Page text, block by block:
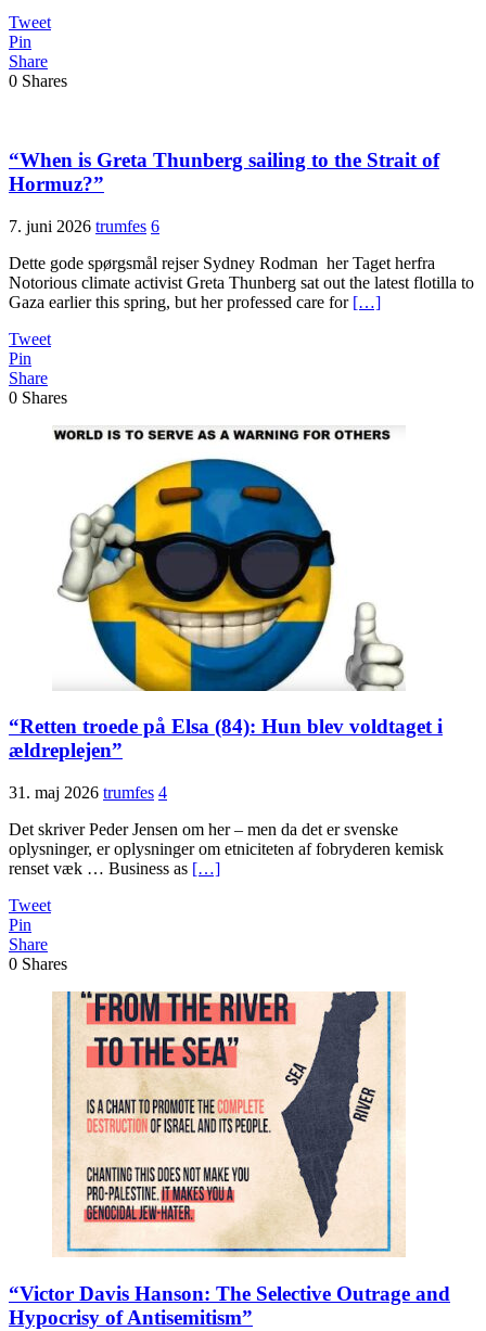
Tweet
Pin
Share
0 Shares
“When is Greta Thunberg sailing to the Strait of
Hormuz?”
7. juni 2026 trumfes 6
Dette gode spørgsmål rejser Sydney Rodman her Taget herfra
Notorious climate activist Greta Thunberg sat out the latest flotilla to
Gaza earlier this spring, but her professed care for […]
Tweet
Pin
Share
0 Shares
“Retten troede på Elsa (84): Hun blev voldtaget i
ældreplejen”
31. maj 2026 trumfes 4
Det skriver Peder Jensen om her – men da det er svenske
oplysninger, er oplysninger om etniciteten af fobryderen kemisk
renset væk … Business as […]
Tweet
Pin
Share
0 Shares
“Victor Davis Hanson: The Selective Outrage and
Hypocrisy of Antisemitism”